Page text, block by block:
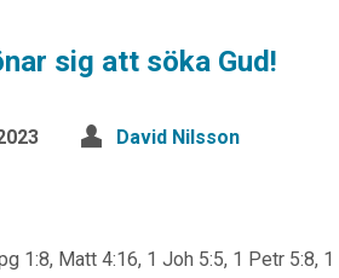
sig att söka Gud!
David Nilsson
1:8, Matt 4:16, 1 Joh 5:5, 1 Petr 5:8,